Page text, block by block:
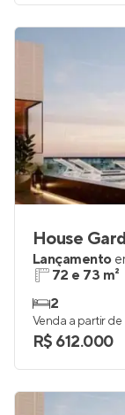
House
Lançamento
72 e 73 m²
2
Venda a partir de
R$ 612.000